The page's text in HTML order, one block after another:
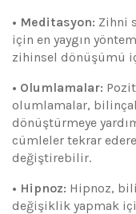
• Meditasyon: Zihni
için en yaygın
zihinsel dönüşümü
• Olumlamalar:
olumlamalar,
dönüştürmeye
cümleler tekrar
değiştirebilir.
• Hipnoz: Hipnoz,
değişiklik yapmak